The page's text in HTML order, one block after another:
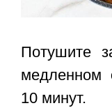
Потушите
медленном
10 минут.